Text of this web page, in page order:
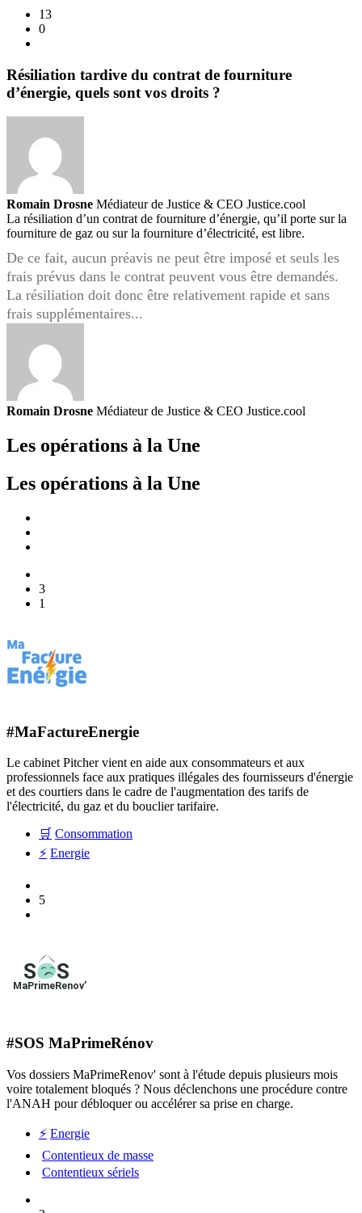
sont
droits
13
0
Résiliation tardive du contrat de fourniture
d’énergie, quels sont vos droits ?
Romain Drosne Médiateur de Justice & CEO Justice.cool
La résiliation d’un contrat de fourniture d’énergie, qu’il porte sur la
fourniture de gaz ou sur la fourniture d’électricité, est libre.
De ce fait, aucun préavis ne peut être imposé et seuls les
frais prévus dans le contrat peuvent vous être demandés.
La résiliation doit donc être relativement rapide et sans
frais supplémentaires...
Romain Drosne Médiateur de Justice & CEO Justice.cool
Les opérations à la Une
Les opérations à la Une
3
1
#MaFactureEnergie
Le cabinet Pitcher vient en aide aux consommateurs et aux
professionnels face aux pratiques illégales des fournisseurs d'énergie
et des courtiers dans le cadre de l'augmentation des tarifs de
l'électricité, du gaz et du bouclier tarifaire.
🛒 Consommation
⚡ Energie
5
#SOS MaPrimeRénov
Vos dossiers MaPrimeRenov' sont à l'étude depuis plusieurs mois
voire totalement bloqués ? Nous déclenchons une procédure contre
l'ANAH pour débloquer ou accélérer sa prise en charge.
⚡ Energie
Contentieux de masse
Contentieux sériels